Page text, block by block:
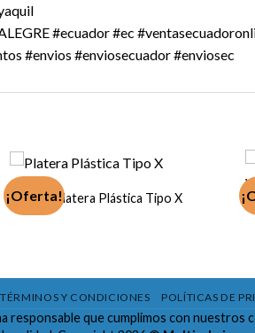
#ecuador#ec
#envios #enviosecuador#enviosec
¡Oferta!Platera Plástica Tipo X
TÉRMINOS Y CONDICIONES POLÍTICAS DE
responsable que cumplimos con nuestros